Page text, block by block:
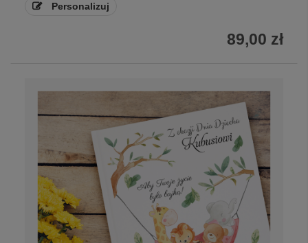
Personalizuj
89,00 zł